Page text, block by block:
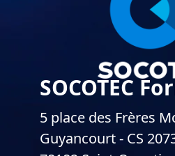
SOCOTEC
5 place des Frères
Guyancourt - CS